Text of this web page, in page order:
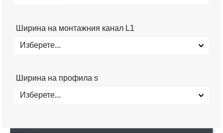
Ширина на монтажния канал L1
Изберете...
Ширина на профила s
Изберете...